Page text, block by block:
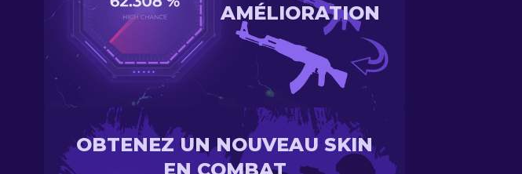
AMÉLIORATION
OBTENEZ UN NOUVEAU SKIN